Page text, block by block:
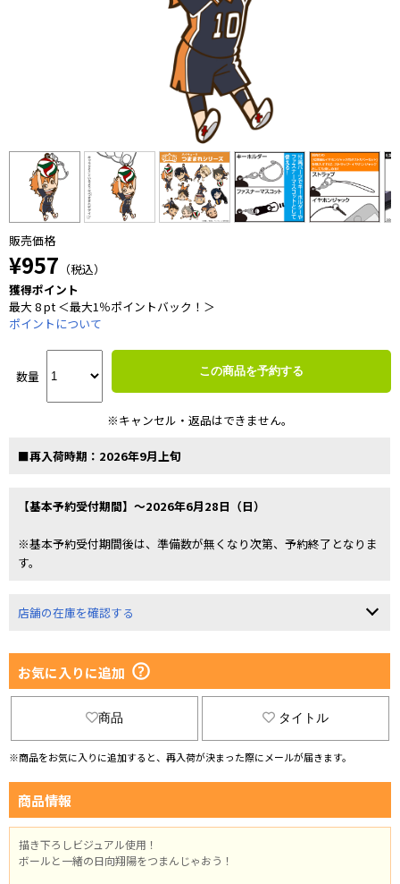
販売価格
¥957 （税込）
獲得ポイント
最大 8 pt ＜最大1％ポイントバック！＞
ポイントについて
数量 この商品を予約する
※キャンセル・返品はできません。
■再入荷時期：2026年9月上旬
【基本予約受付期間】～2026年6月28日（日）
※基本予約受付期間後は、準備数が無くなり次第、予約終了となりま
す。
店舗の在庫を確認する
お気に入りに追加
商品 タイトル
※商品をお気に入りに追加すると、再入荷が決まった際にメールが届きます。
商品情報
描き下ろしビジュアル使用！
ボールと一緒の日向翔陽をつまんじゃおう！